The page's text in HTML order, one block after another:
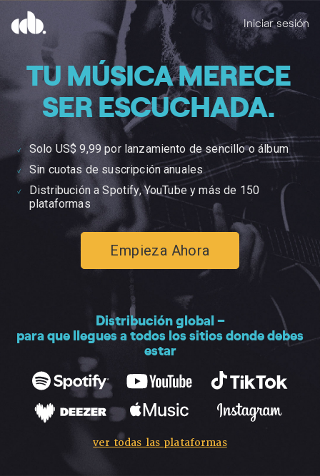
Skip
content
Iniciar sesión
TU MÚSICA MERECE
SER ESCUCHADA.
Solo US$ 9,99 por lanzamiento de sencillo o álbum
Sin cuotas de suscripción anuales
Distribución a Spotify, YouTube y más de 150
plataformas
Empieza Ahora
Distribución global –
para que llegues a todos los sitios donde debes
estar
ver todas las plataformas